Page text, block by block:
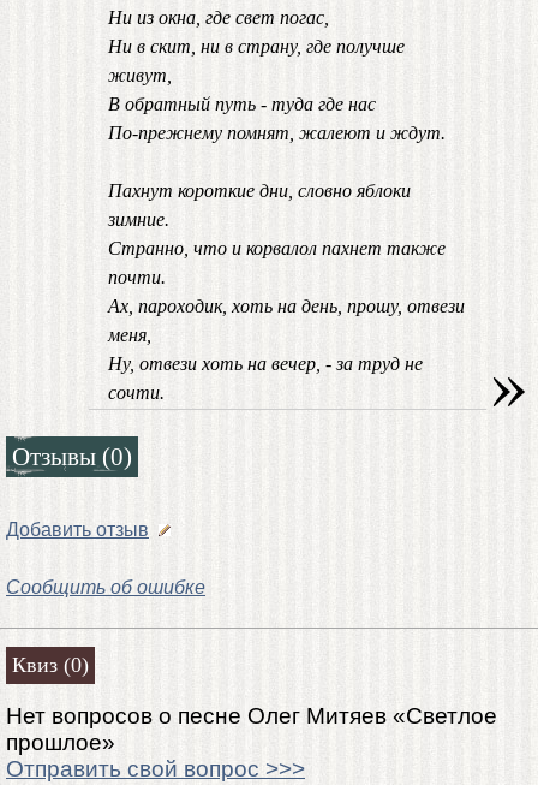
Ни из окна, где свет погас,
Ни в скит, ни в страну, где получше
живут,
В обратный путь - туда где нас
По-прежнему помнят, жалеют и ждут.
Пахнут короткие дни, словно яблоки
зимние.
Странно, что и корвалол пахнет также
почти.
Ах, пароходик, хоть на день, прошу, отвези
меня,
Ну, отвези хоть на вечер, - за труд не
сочти.
»
Отзывы (0)
Добавить отзыв
Сообщить об ошибке
Квиз (0)
Нет вопросов о песне Олег Митяев «Светлое
прошлое»
Отправить свой вопрос >>>